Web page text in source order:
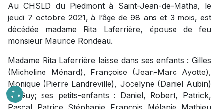
Au CHSLD du Piedmont à Saint-Jean-de-Matha, le
jeudi 7 octobre 2021, à l’âge de 98 ans et 3 mois, est
décédée madame Rita Laferrière, épouse de feu
monsieur Maurice Rondeau.
Madame Rita Laferrière laisse dans ses enfants : Gilles
(Micheline Ménard), Françoise (Jean-Marc Ayotte),
Monique (Pierre Landreville), Jocelyne (Daniel Aubin)
et Guy; ses petits-enfants : Daniel, Robert, Patrick,
Pascal, Patrice, Stéphanie, François, Mélanie, Mathieu